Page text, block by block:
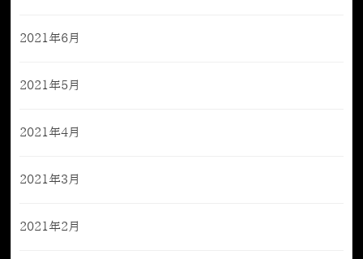
2021年6月
2021年5月
2021年4月
2021年3月
2021年2月